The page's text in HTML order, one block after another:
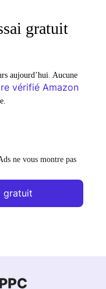
gratuit
aujourd’hui. Aucune
vérifié Amazon
ne vous montre pas
gratuit